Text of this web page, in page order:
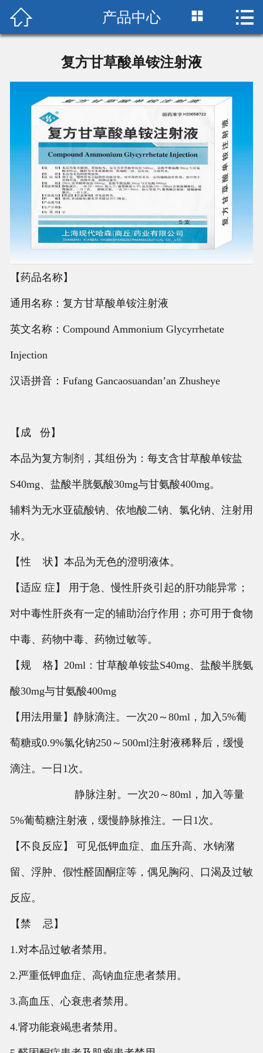
 首页
党群建设
产品中心
联系我们
 产品中心  
复方甘草酸单铵注射液
【药品名称】
通用名称：复方甘草酸单铵注射液
英文名称：Compound Ammonium Glycyrrhetate
Injection
汉语拼音：Fufang Gancaosuandan’an Zhusheye
【成 份】
本品为复方制剂，其组份为：每支含甘草酸单铵盐
S40mg、盐酸半胱氨酸30mg与甘氨酸400mg。
辅料为无水亚硫酸钠、依地酸二钠、氯化钠、注射用
水。
【性 状】本品为无色的澄明液体。
【适应 症】 用于急、慢性肝炎引起的肝功能异常；
对中毒性肝炎有一定的辅助治疗作用；亦可用于食物
中毒、药物中毒、药物过敏等。
【规 格】20ml：甘草酸单铵盐S40mg、盐酸半胱氨
酸30mg与甘氨酸400mg
【用法用量】静脉滴注。一次20～80ml，加入5%葡
萄糖或0.9%氯化钠250～500ml注射液稀释后，缓慢
滴注。一日1次。
静脉注射。一次20～80ml，加入等量
5%葡萄糖注射液，缓慢静脉推注。一日1次。
【不良反应】 可见低钾血症、血压升高、水钠潴
留、浮肿、假性醛固酮症等，偶见胸闷、口渴及过敏
反应。
【禁 忌】
1.对本品过敏者禁用。
2.严重低钾血症、高钠血症患者禁用。
3.高血压、心衰患者禁用。
4.肾功能衰竭患者禁用。